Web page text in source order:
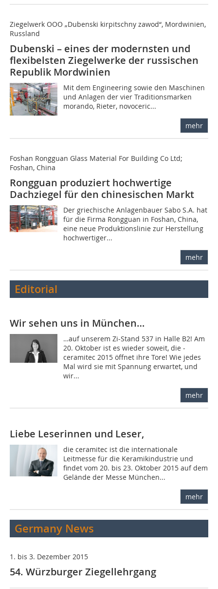
Ziegelwerk OOO „Dubenski kirpitschny zawod“, Mordwinien,
Russland
Dubenski – eines der modernsten und
flexibelsten ­Ziegelwerke der russischen
Republik Mordwinien
Mit dem Engineering sowie den Maschinen
und Anlagen der vier Traditionsmarken
morando, Rieter, novoceric...
mehr
Foshan Rongguan Glass Material For Building Co Ltd;
Foshan, China
Rongguan produziert hochwertige
Dachziegel für den ­chinesischen Markt
Der griechische Anlagenbauer Sabo S.A. hat
für die Firma Rongguan in Foshan, China,
eine neue Produktionslinie zur Herstellung
hochwertiger...
mehr
Editorial
Wir sehen uns in München…
…auf unserem Zi-Stand 537 in Halle B2! Am
20. Oktober ist es wieder soweit, die ­
ceramitec 2015 öffnet ihre Tore! Wie jedes
Mal wird sie mit Spannung erwartet, und
wir...
mehr
Liebe Leserinnen und Leser,
die ceramitec ist die internationale
Leitmesse für die Keramikindustrie und
findet vom 20. bis 23. Oktober 2015 auf dem
Gelände der Messe München...
mehr
Germany News
1. bis 3. Dezember 2015
54. Würzburger Ziegellehrgang